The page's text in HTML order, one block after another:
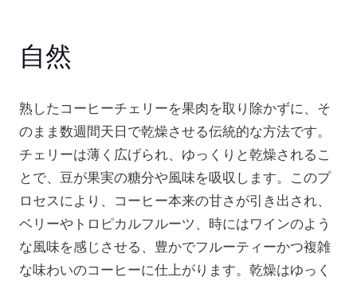
自然
熟したコーヒーチェリーを果肉を取り除かずに、そ
のまま数週間天日で乾燥させる伝統的な方法です。
チェリーは薄く広げられ、ゆっくりと乾燥されるこ
とで、豆が果実の糖分や風味を吸収します。このプ
ロセスにより、コーヒー本来の甘さが引き出され、
ベリーやトロピカルフルーツ、時にはワインのよう
な風味を感じさせる、豊かでフルーティーかつ複雑
な味わいのコーヒーに仕上がります。乾燥はゆっく